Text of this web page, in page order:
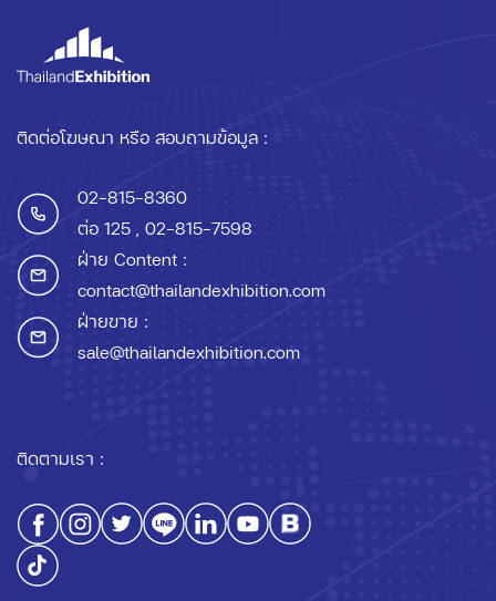
ติดต่อโฆษณา หรือ สอบถามข้อมูล :
02-815-8360
ต่อ 125 , 02-815-7598
ฝ่าย Content :
contact@thailandexhibition.com
ฝ่ายขาย :
sale@thailandexhibition.com
ติดตามเรา :